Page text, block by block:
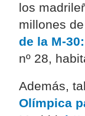
los
millones
de la M-
nº 28,
Además,
Olímpica